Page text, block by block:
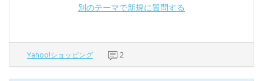
別のテーマで新規に質問する
Yahoo!ショッピング 2